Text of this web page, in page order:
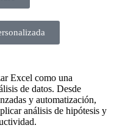
Excel como una
de datos. Desde
y automatización,
análisis de hipótesis y